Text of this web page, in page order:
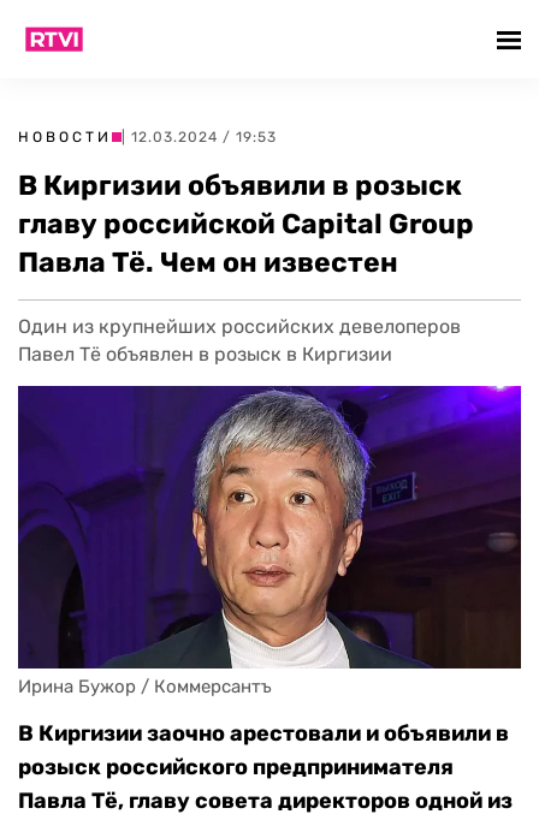
НОВОСТИ | 12.03.2024 / 19:53
В Киргизии объявили в розыск
главу российской Capital Group
Павла Тё. Чем он известен
Один из крупнейших российских девелоперов
Павел Тё объявлен в розыск в Киргизии
Ирина Бужор / Коммерсантъ
В Киргизии заочно арестовали и объявили в
розыск российского предпринимателя
Павла Тё, главу совета директоров одной из